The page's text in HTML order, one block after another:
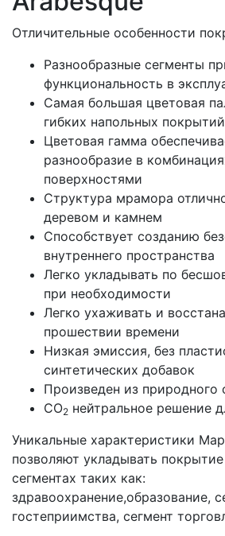
Отличительные особенности
Разнообразные сегменты
функциональность в
Самая большая цветовая
гибких напольных покрытий
Цветовая гамма
разнообразие в
поверхностями
Структура мрамора
деревом и камнем
Способствует созданию
внутреннего пространства
Легко укладывать по
при необходимости
Легко ухаживать и
прошествии времени
Низкая эмиссия, без
синтетических добавок
Произведен из природного
CO2 нейтральное решение
Уникальные характеристики
позволяют укладывать
сегментах таких как:
здравоохранение,образование,
гостеприимства, сегмент